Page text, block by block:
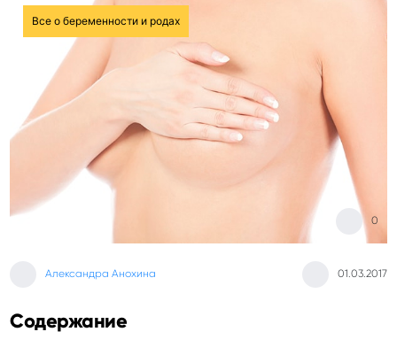
Все о беременности и родах
Александра Анохина 01.03.2017
0
Содержание